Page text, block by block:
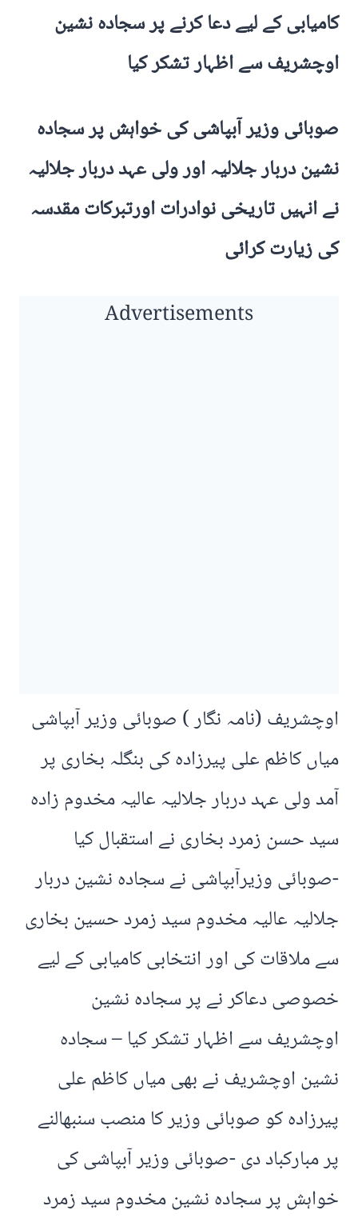
کامیابی کے لیے دعا کرنے پر سجادہ نشین
اوچشریف سے اظہار تشکر کیا
صوبائی وزیر آبپاشی کی خواہش پر سجادہ
نشین دربار جلالیہ اور ولی عہد دربار جلالیہ
نے انہیں تاریخی نوادرات اورتبرکات مقدسہ
کی زیارت کرائی
Advertisements
اوچشریف (نامہ نگار ) صوبائی وزیر آبپاشی
میاں کاظم علی پیرزادہ کی بنگلہ بخاری پر
آمد ولی عہد دربار جلالیہ عالیہ مخدوم زادہ
سید حسن زمرد بخاری نے استقبال کیا
-صوبائی وزیرآبپاشی نے سجادہ نشین دربار
جلالیہ عالیہ مخدوم سید زمرد حسین بخاری
سے ملاقات کی اور انتخابی کامیابی کے لیے
خصوصی دعاکر نے پر سجادہ نشین
اوچشریف سے اظہار تشکر کیا – سجادہ
نشین اوچشریف نے بھی میاں کاظم علی
پیرزادہ کو صوبائی وزیر کا منصب سنبھالنے
پر مبارکباد دی -صوبائی وزیر آبپاشی کی
خواہش پر سجادہ نشین مخدوم سید زمرد